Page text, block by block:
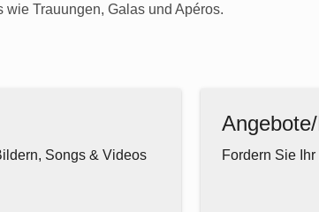
wie Trauungen, Galas und Apéros.
Songs & Videos Fordern Sie